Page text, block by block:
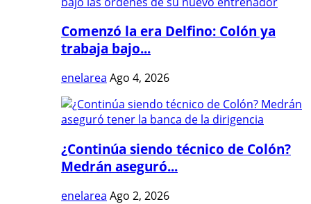
Comenzó la era Delfino: Colón ya
trabaja bajo...
enelarea Ago 4, 2026
¿Continúa siendo técnico de Colón?
Medrán aseguró...
enelarea Ago 2, 2026